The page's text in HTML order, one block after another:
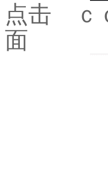
点击 ｃ
面